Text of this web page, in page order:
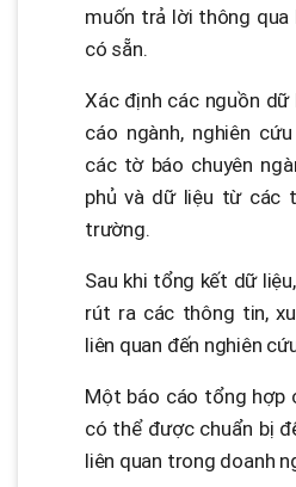
muốn trả lời thông
có sẵn.
Xác định các nguồn
cáo ngành, nghiên
các tờ báo chuyên
phủ và dữ liệu từ các
trường.
Sau khi tổng kết dữ
rút ra các thông tin,
liên quan đến nghiên
Một báo cáo tổng hợp
có thể được chuẩn bị
liên quan trong doanh